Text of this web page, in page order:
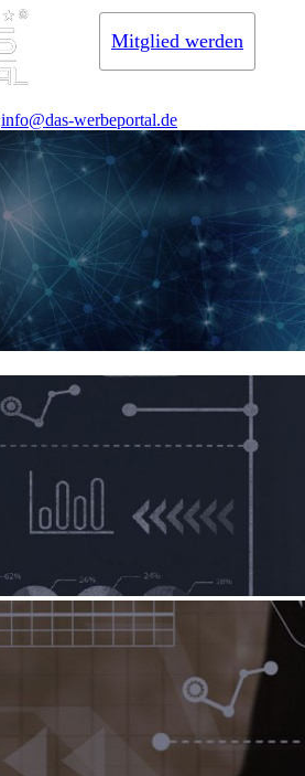
info@das-werbeportal.de
Mitglied werden